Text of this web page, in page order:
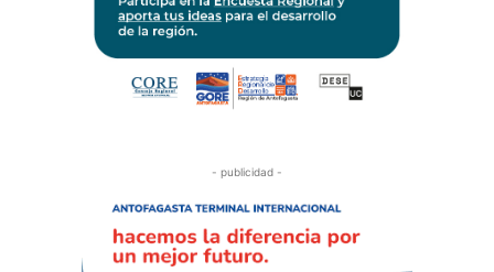
- publicidad -